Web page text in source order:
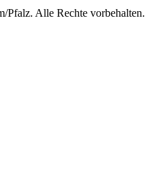
Pfalz. Alle Rechte vorbehalten.